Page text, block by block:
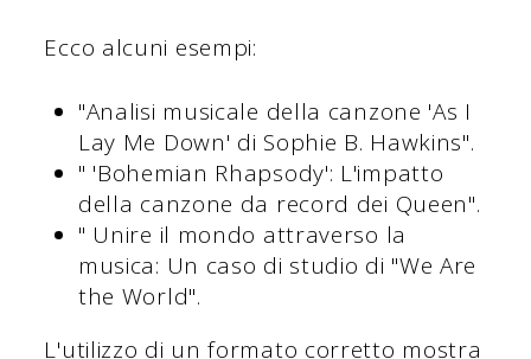
Ecco alcuni esempi:
"Analisi musicale della canzone 'As I
Lay Me Down' di Sophie B. Hawkins".
" 'Bohemian Rhapsody': L'impatto
della canzone da record dei Queen".
" Unire il mondo attraverso la
musica: Un caso di studio di "We Are
the World".
L'utilizzo di un formato corretto mostra